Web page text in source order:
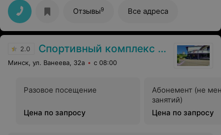
квалифицированная! И очень мотивирующая. Выглядит
как с обложки, хочется тянутся! Контролирует и
направляет. За год с ней похудела на 13 кг. Спасибо за
таких специалистов!!
Отзывы9 Все адреса
2.0 Спортивный комплекс БГЭУ
Минск, ул. Ванеева, 32а с 08:00
Разовое посещение
Цена по запросу
Абонемент (не
занятий)
Цена по запросу